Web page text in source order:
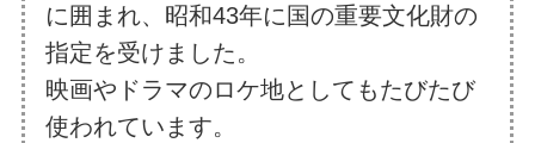
に囲まれ、昭和43年に国の重要文化財の
指定を受けました。
映画やドラマのロケ地としてもたびたび
使われています。